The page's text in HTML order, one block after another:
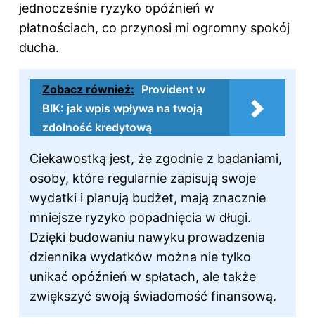
jednocześnie ryzyko opóźnień w
płatnościach, co przynosi mi ogromny spokój
ducha.
Zobacz również: Provident w
BIK: jak wpis wpływa na twoją
zdolność kredytową
Ciekawostką jest, że zgodnie z badaniami,
osoby, które regularnie zapisują swoje
wydatki i planują budżet, mają znacznie
mniejsze ryzyko popadnięcia w długi.
Dzięki budowaniu nawyku prowadzenia
dziennika wydatków można nie tylko
unikać opóźnień w spłatach, ale także
zwiększyć swoją świadomość finansową.